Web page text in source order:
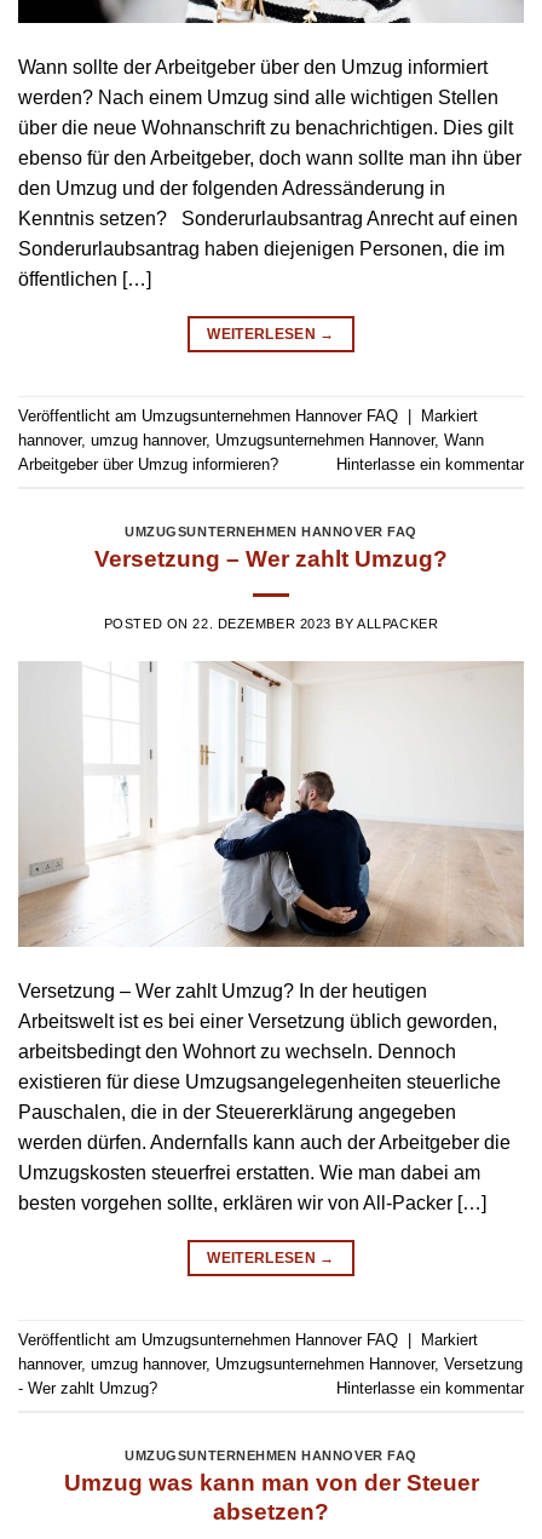
Wann sollte der Arbeitgeber über den Umzug informiert
werden? Nach einem Umzug sind alle wichtigen Stellen
über die neue Wohnanschrift zu benachrichtigen. Dies gilt
ebenso für den Arbeitgeber, doch wann sollte man ihn über
den Umzug und der folgenden Adressänderung in
Kenntnis setzen? Sonderurlaubsantrag Anrecht auf einen
Sonderurlaubsantrag haben diejenigen Personen, die im
öffentlichen […]
WEITERLESEN →
Veröffentlicht am Umzugsunternehmen Hannover FAQ
Markiert
hannover, umzug hannover, Umzugsunternehmen Hannover, Wann
Arbeitgeber über Umzug informieren?
Hinterlasse ein kommentar
UMZUGSUNTERNEHMEN HANNOVER FAQ
Versetzung – Wer zahlt Umzug?
POSTED ON22. DEZEMBER 2023 BYALLPACKER
Versetzung – Wer zahlt Umzug? In der heutigen
Arbeitswelt ist es bei einer Versetzung üblich geworden,
arbeitsbedingt den Wohnort zu wechseln. Dennoch
existieren für diese Umzugsangelegenheiten steuerliche
Pauschalen, die in der Steuererklärung angegeben
werden dürfen. Andernfalls kann auch der Arbeitgeber die
Umzugskosten steuerfrei erstatten. Wie man dabei am
besten vorgehen sollte, erklären wir von All-Packer […]
WEITERLESEN →
Veröffentlicht am Umzugsunternehmen Hannover FAQ
Markiert
hannover, umzug hannover, Umzugsunternehmen Hannover, Versetzung
- Wer zahlt Umzug?
Hinterlasse ein kommentar
UMZUGSUNTERNEHMEN HANNOVER FAQ
Umzug was kann man von der Steuer
absetzen?